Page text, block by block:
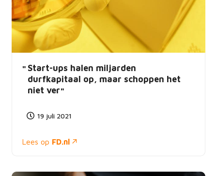
Start-ups halen miljarden
durfkapitaal op, maar schoppen het
niet ver
19 juli 2021
Lees op FD.nl